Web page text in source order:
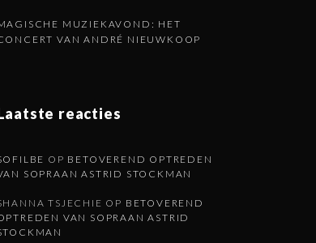
MUZIEKAVOND: HET
VAN ANDRÉ NIEUWKOOP
reacties
OP BETOVEREND OPTREDEN
SOPRAAN ASTRID STOCKMAN
TSJECHIE OP BETOVEREND
VAN SOPRAAN ASTRID